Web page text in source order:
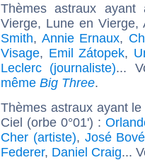
Thèmes astraux
Vierge, Lune en
Smith, Annie Ernaux,
Visage, Emil Zátopek,
Leclerc (journaliste)...
même Big Three.
Thèmes astraux ayant
Ciel (orbe 0°01') :
Cher (artiste), José Bové
Federer, Daniel Craig...